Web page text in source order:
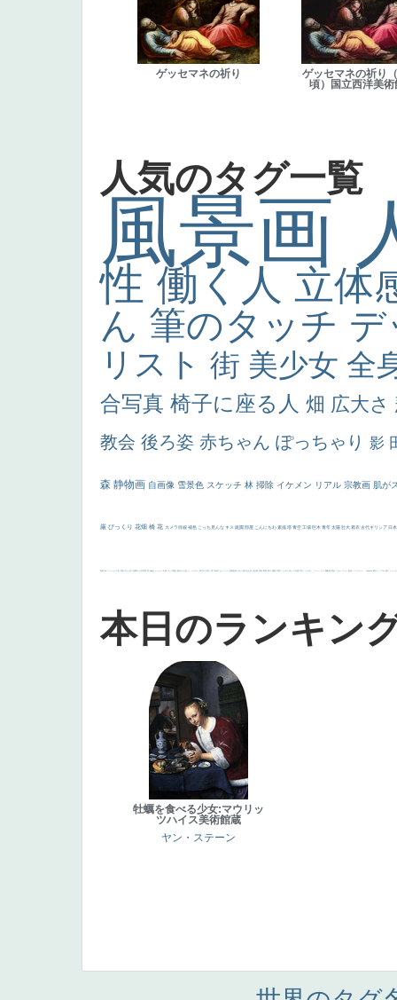
ゲッセマネの祈り
ゲッセマネの祈り
頃）国立西洋美術
人気のタグ一覧
風景画
性 働く人 立体
ん 筆のタッチ
リスト 街 美少女 全
合写真 椅子に座る人 畑 広大さ
教会 後ろ姿 赤ちゃん ぽっちゃり 影
森 静物画 自画像 雪景色 スケッチ 林 掃除 イケメン リアル 宗教画 肌が
厳 びっくり 花畑 橋 花 カメラ目線 補色 こっち見んな キス 庭園 部屋 こんにちわ 素描 塔 青空 工場 巨木 青年 太陽 壮大 着衣 古代ギリシア 日
画質 last ヴィーナス 剣 白人少女 食事中 山本芳翠 麦 alciato ハーレム 女神 ローマ教皇 奥行き 火起こし シスター 東方の三博士 114514 かっこいい 受胎告知 天から覗き込む顔 設計図 挿絵 群衆 親子 裸婦 可愛い ピサロ ＃名画で学ぶ「たるみ」 ニーソックス 躍動感 黄色 こわい コート 畦道 レンブラント・ sekkusu 暖かい バブみ 靴下 ショッ
本日のランキン
牡蠣を食べる少女:マウリッ
ツハイス美術館蔵
ヤン・ステーン